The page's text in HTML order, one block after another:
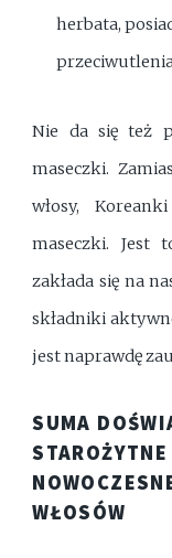
herbata,
Nie da się też
maseczki.
włosy,
maseczki. Jest
zakłada się na
składniki
jest naprawdę
SUMA
WŁOSÓW